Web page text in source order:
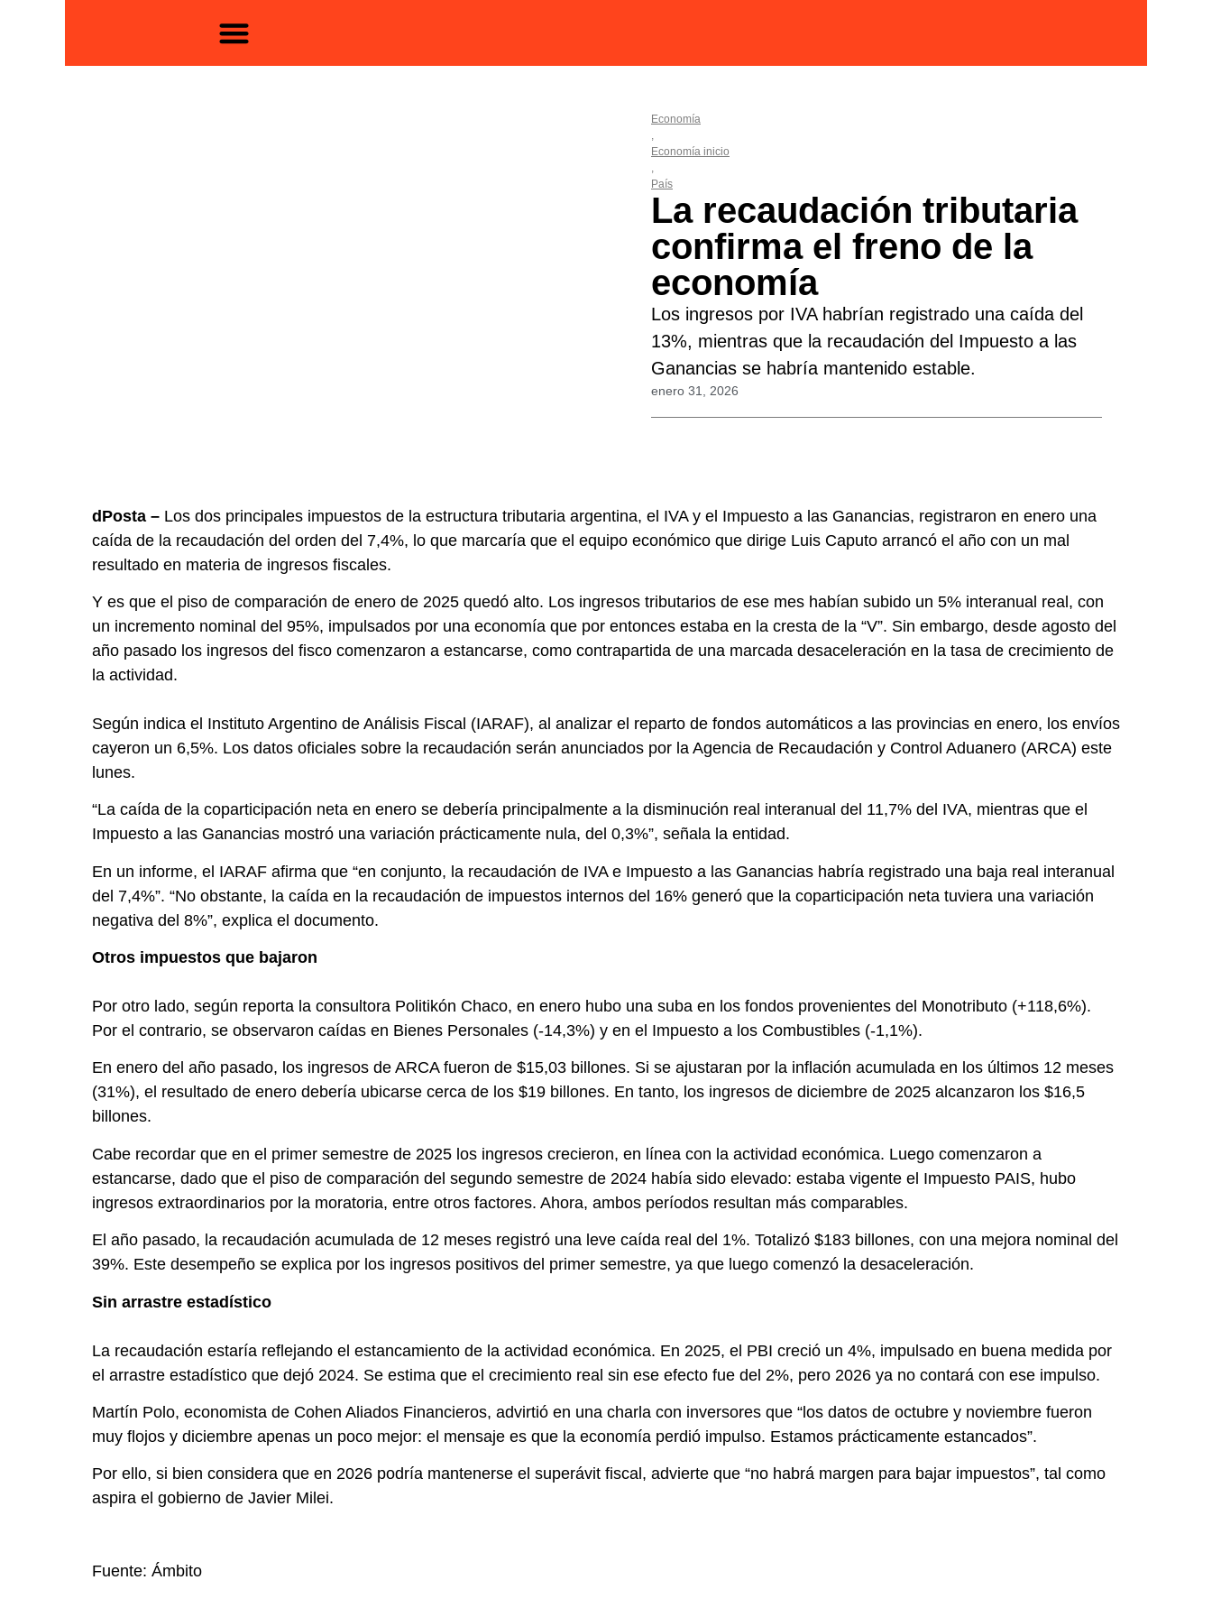
Economía
Economía inicio
País
La recaudación tributaria
confirma el freno de la
economía
Los ingresos por IVA habrían registrado una caída del
13%, mientras que la recaudación del Impuesto a las
Ganancias se habría mantenido estable.
enero 31, 2026
dPosta – Los dos principales impuestos de la estructura tributaria argentina, el IVA y el Impuesto a las Ganancias, registraron en enero una
caída de la recaudación del orden del 7,4%, lo que marcaría que el equipo económico que dirige Luis Caputo arrancó el año con un mal
resultado en materia de ingresos fiscales.
Y es que el piso de comparación de enero de 2025 quedó alto. Los ingresos tributarios de ese mes habían subido un 5% interanual real, con
un incremento nominal del 95%, impulsados por una economía que por entonces estaba en la cresta de la “V”. Sin embargo, desde agosto del
año pasado los ingresos del fisco comenzaron a estancarse, como contrapartida de una marcada desaceleración en la tasa de crecimiento de
la actividad.
Según indica el Instituto Argentino de Análisis Fiscal (IARAF), al analizar el reparto de fondos automáticos a las provincias en enero, los envíos
cayeron un 6,5%. Los datos oficiales sobre la recaudación serán anunciados por la Agencia de Recaudación y Control Aduanero (ARCA) este
lunes.
“La caída de la coparticipación neta en enero se debería principalmente a la disminución real interanual del 11,7% del IVA, mientras que el
Impuesto a las Ganancias mostró una variación prácticamente nula, del 0,3%”, señala la entidad.
En un informe, el IARAF afirma que “en conjunto, la recaudación de IVA e Impuesto a las Ganancias habría registrado una baja real interanual
del 7,4%”. “No obstante, la caída en la recaudación de impuestos internos del 16% generó que la coparticipación neta tuviera una variación
negativa del 8%”, explica el documento.
Otros impuestos que bajaron
Por otro lado, según reporta la consultora Politikón Chaco, en enero hubo una suba en los fondos provenientes del Monotributo (+118,6%).
Por el contrario, se observaron caídas en Bienes Personales (-14,3%) y en el Impuesto a los Combustibles (-1,1%).
En enero del año pasado, los ingresos de ARCA fueron de $15,03 billones. Si se ajustaran por la inflación acumulada en los últimos 12 meses
(31%), el resultado de enero debería ubicarse cerca de los $19 billones. En tanto, los ingresos de diciembre de 2025 alcanzaron los $16,5
billones.
Cabe recordar que en el primer semestre de 2025 los ingresos crecieron, en línea con la actividad económica. Luego comenzaron a
estancarse, dado que el piso de comparación del segundo semestre de 2024 había sido elevado: estaba vigente el Impuesto PAIS, hubo
ingresos extraordinarios por la moratoria, entre otros factores. Ahora, ambos períodos resultan más comparables.
El año pasado, la recaudación acumulada de 12 meses registró una leve caída real del 1%. Totalizó $183 billones, con una mejora nominal del
39%. Este desempeño se explica por los ingresos positivos del primer semestre, ya que luego comenzó la desaceleración.
Sin arrastre estadístico
La recaudación estaría reflejando el estancamiento de la actividad económica. En 2025, el PBI creció un 4%, impulsado en buena medida por
el arrastre estadístico que dejó 2024. Se estima que el crecimiento real sin ese efecto fue del 2%, pero 2026 ya no contará con ese impulso.
Martín Polo, economista de Cohen Aliados Financieros, advirtió en una charla con inversores que “los datos de octubre y noviembre fueron
muy flojos y diciembre apenas un poco mejor: el mensaje es que la economía perdió impulso. Estamos prácticamente estancados”.
Por ello, si bien considera que en 2026 podría mantenerse el superávit fiscal, advierte que “no habrá margen para bajar impuestos”, tal como
aspira el gobierno de Javier Milei.
Fuente: Ámbito